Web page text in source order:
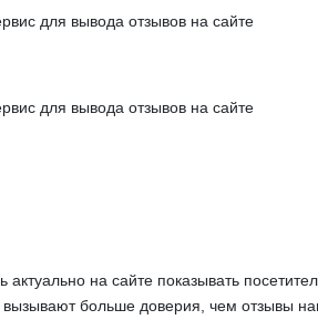
для вывода отзывов на сайте
для вывода отзывов на сайте
актуально на сайте показывать
больше доверия, чем отзывы